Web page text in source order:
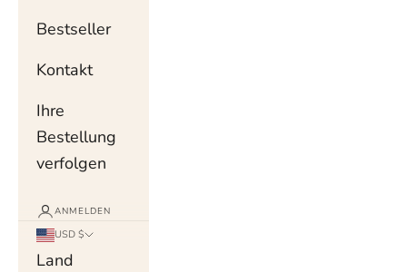
Bestseller
Kontakt
Ihre
Bestellung
verfolgen
ANMELDEN
USD $
Land